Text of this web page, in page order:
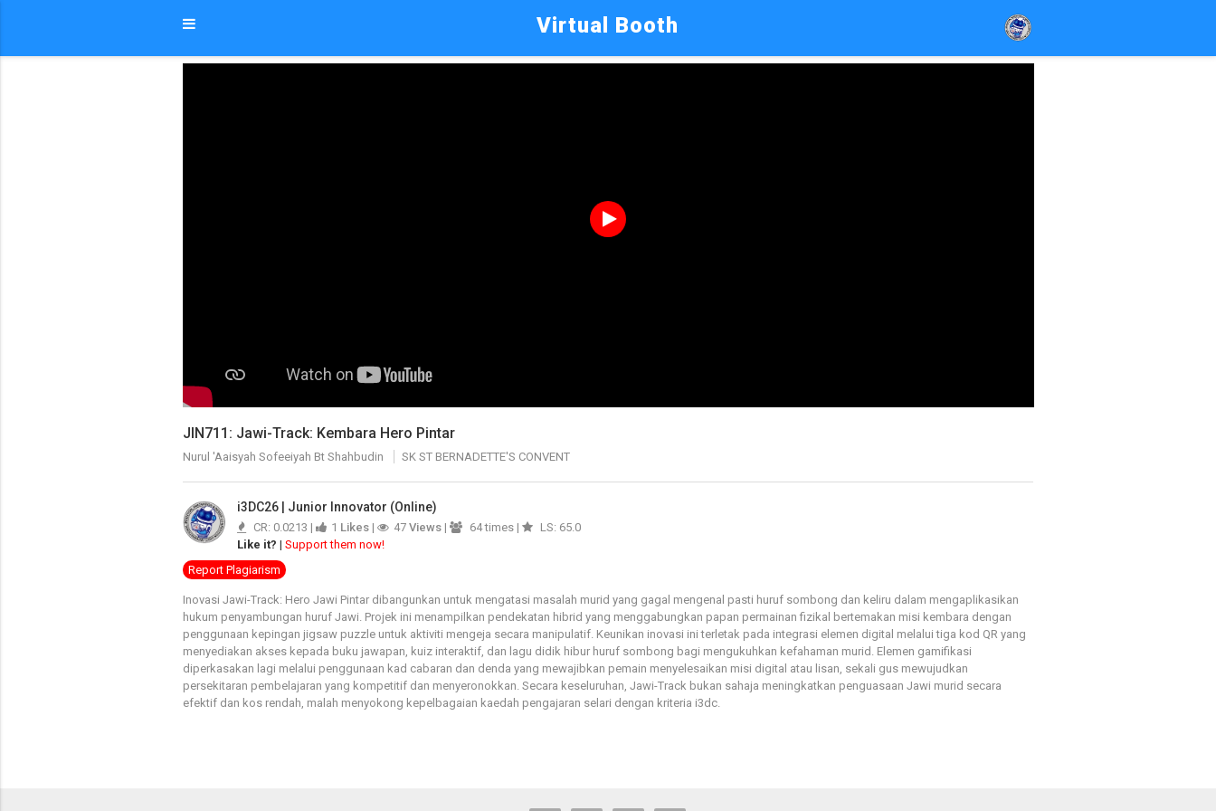
Virtual Booth
JIN711: Jawi-Track: Kembara Hero Pintar
Nurul 'Aaisyah Sofeeiyah Bt Shahbudin SK ST BERNADETTE'S CONVENT
i3DC26 | Junior Innovator (Online)
CR: 0.0213 | 1 Likes| 47Views| 64 times |
LS: 65.0
Like it? | Support them now!
Report Plagiarism
Inovasi Jawi-Track: Hero Jawi Pintar dibangunkan untuk mengatasi masalah murid yang gagal mengenal pasti huruf sombong dan keliru dalam mengaplikasikan
hukum penyambungan huruf Jawi. Projek ini menampilkan pendekatan hibrid yang menggabungkan papan permainan fizikal bertemakan misi kembara dengan
penggunaan kepingan jigsaw puzzle untuk aktiviti mengeja secara manipulatif. Keunikan inovasi ini terletak pada integrasi elemen digital melalui tiga kod QR yang
menyediakan akses kepada buku jawapan, kuiz interaktif, dan lagu didik hibur huruf sombong bagi mengukuhkan kefahaman murid. Elemen gamifikasi
diperkasakan lagi melalui penggunaan kad cabaran dan denda yang mewajibkan pemain menyelesaikan misi digital atau lisan, sekali gus mewujudkan
persekitaran pembelajaran yang kompetitif dan menyeronokkan. Secara keseluruhan, Jawi-Track bukan sahaja meningkatkan penguasaan Jawi murid secara
efektif dan kos rendah, malah menyokong kepelbagaian kaedah pengajaran selari dengan kriteria i3dc.